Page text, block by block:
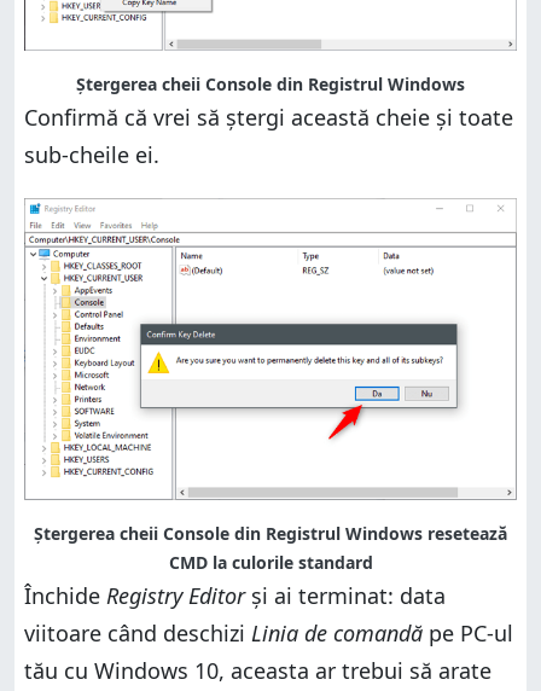
Ștergerea cheii Console din Registrul Windows
Confirmă că vrei să ștergi această cheie și toate
sub-cheile ei.
Ștergerea cheii Console din Registrul Windows resetează
CMD la culorile standard
Închide Registry Editorși ai terminat: data
viitoare când deschizi Linia de comandă pe PC-ul
tău cu Windows 10, aceasta ar trebui să arate